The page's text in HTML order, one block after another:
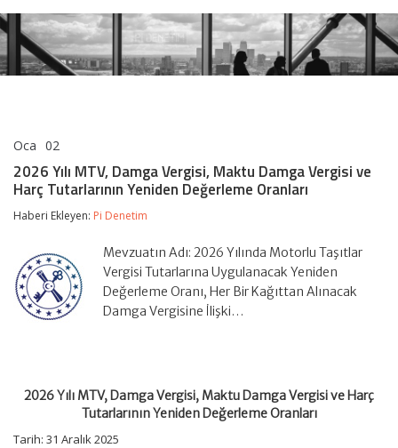
Oca 02
MTV,
Damga
Maktu
Vergisi
Harç
Tutarlarının
Yeniden
2026 Yılı MTV, Damga Vergisi, Maktu Damga Vergisi ve
Harç Tutarlarının Yeniden Değerleme Oranları
Haberi Ekleyen: Pi Denetim
Mevzuatın Adı: 2026 Yılında Motorlu Taşıtlar
Vergisi Tutarlarına Uygulanacak Yeniden
Değerleme Oranı, Her Bir Kağıttan Alınacak
Damga Vergisine İlişki…
2026 Yılı MTV, Damga Vergisi, Maktu Damga Vergisi ve Harç
Tutarlarının Yeniden Değerleme Oranları
Tarih: 31 Aralık 2025